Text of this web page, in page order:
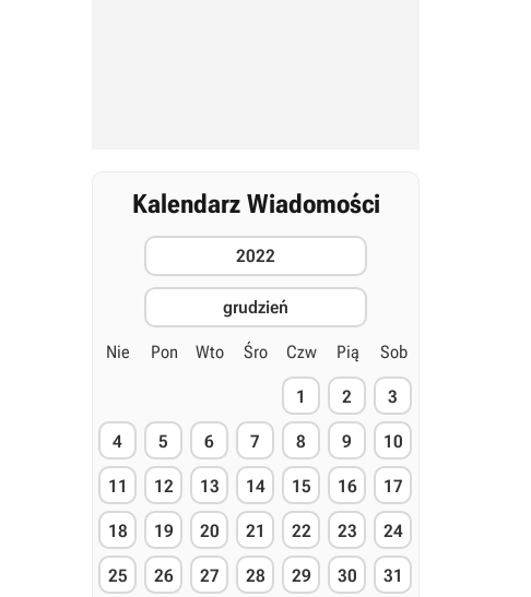
Kalendarz Wiadomości
2022
grudzień
Nie Pon Wto Śro Czw Pią Sob
1 2 3
4 5 6 7 8 9 10
11 12 13 14 15 16 17
18 19 20 21 22 23 24
25 26 27 28 29 30 31